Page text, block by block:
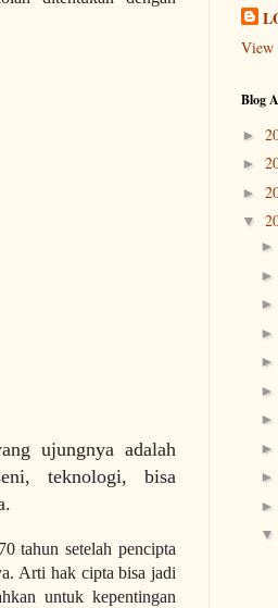
ujungnya adalah
teknologi, bisa
tahun setelah pencipta
Arti hak cipta bisa jadi
untuk kepentingan
View
Blog
►
►
►
▼